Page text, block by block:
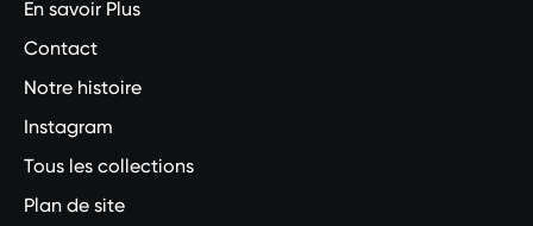
En savoir Plus
Contact
Notre histoire
Instagram
Tous les collections
Plan de site